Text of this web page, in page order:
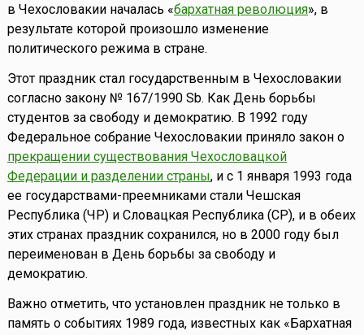
в Чехословакии началась «бархатная революция», в
результате которой произошло изменение
политического режима в стране.
Этот праздник стал государственным в Чехословакии
согласно закону № 167/1990 Sb. Как День борьбы
студентов за свободу и демократию. В 1992 году
Федеральное собрание Чехословакии приняло закон о
прекращении существования Чехословацкой
Федерации и разделении страны, и с 1 января 1993 года
ее государствами-преемниками стали Чешская
Республика (ЧР) и Словацкая Республика (СР), и в обеих
этих странах праздник сохранился, но в 2000 году был
переименован в День борьбы за свободу и
демократию.
Важно отметить, что установлен праздник не только в
память о событиях 1989 года, известных как «Бархатная